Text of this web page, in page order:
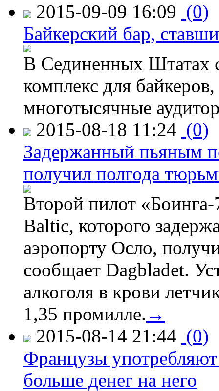
2015-09-09 16:09 (0)
Байкерский бар,
В Сединенных Штатах
комплекс для
многотысячные
2015-08-18 11:24 (0)
Задержанный пьяным
получил полгода
Второй пилот
Baltic, которого
аэропорту Осло,
сообщает Dagbladet.
алкоголя в крови
1,35 промилле. →
2015-08-14 21:44 (0)
Французы
больше денег на него